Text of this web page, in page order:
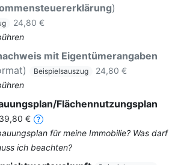
)
24,80 €
mit Eigentümerangaben
Beispielsauszug
24,80 €
Flächennutzungsplan
39,80 €
für meine Immobilie? Was darf
ich beachten?